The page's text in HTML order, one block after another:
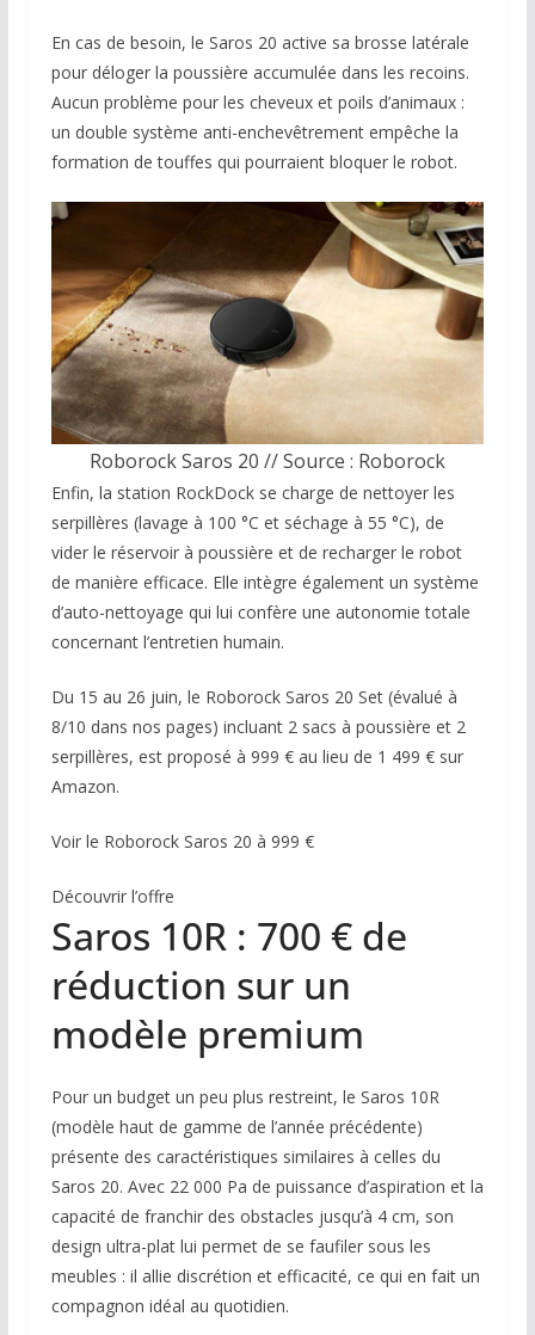
En cas de besoin, le Saros 20 active sa brosse latérale
pour déloger la poussière accumulée dans les recoins.
Aucun problème pour les cheveux et poils d’animaux :
un double système anti-enchevêtrement empêche la
formation de touffes qui pourraient bloquer le robot.
Roborock Saros 20 // Source : Roborock
Enfin, la station RockDock se charge de nettoyer les
serpillères (lavage à 100 °C et séchage à 55 °C), de
vider le réservoir à poussière et de recharger le robot
de manière efficace. Elle intègre également un système
d’auto-nettoyage qui lui confère une autonomie totale
concernant l’entretien humain.
Du 15 au 26 juin, le Roborock Saros 20 Set (évalué à
8/10 dans nos pages) incluant 2 sacs à poussière et 2
serpillères, est proposé à 999 € au lieu de 1 499 € sur
Amazon.
Voir le Roborock Saros 20 à 999 €
Découvrir l’offre
Saros 10R : 700 € de
réduction sur un
modèle premium
Pour un budget un peu plus restreint, le Saros 10R
(modèle haut de gamme de l’année précédente)
présente des caractéristiques similaires à celles du
Saros 20. Avec 22 000 Pa de puissance d’aspiration et la
capacité de franchir des obstacles jusqu’à 4 cm, son
design ultra-plat lui permet de se faufiler sous les
meubles : il allie discrétion et efficacité, ce qui en fait un
compagnon idéal au quotidien.